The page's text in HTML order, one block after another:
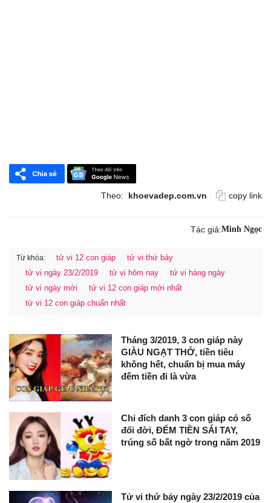
Theo: khoevadep.com.vn copy link
Tác giả:Minh Ngọc
Từ khóa: tử vi 12 con giáp
tử vi thứ bảy
tử vi ngày 23/2/2019
tử vi hôm nay
tử vi hàng ngày
tử vi ngày mới
tử vi 12 con giáp mới nhất
tử vi 12 con giáp chuẩn nhất
Tháng 3/2019, 3 con giáp này
GIÀU NGẠT THỞ, tiền tiêu
không hết, chuẩn bị mua máy
đếm tiền đi là vừa
Chỉ đích danh 3 con giáp có số
đổi đời, ĐẾM TIỀN SÁI TAY,
trúng số bất ngờ trong năm 2019
Tử vi thứ bảy ngày 23/2/2019 của